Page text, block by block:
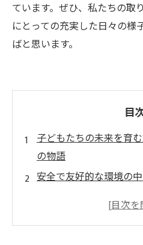
ています。ぜひ、私たちの取
にとっての充実した日々の様
ばと思います。
目
子どもたちの未来を育
の物語
安全で友好的な環境の
社会性とコミュニケー